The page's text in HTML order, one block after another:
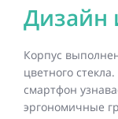
Дизайн
Корпус
цветного
смартфон
эргономичные